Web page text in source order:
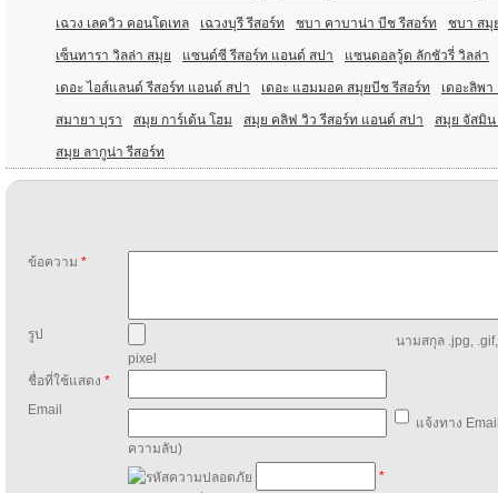
เฉวง เลควิว คอนโดเทล เฉวงบุรี รีสอร์ท ชบา คาบาน่า บีช รีสอร์ท ชบา สมุ
เซ็นทารา วิลล่า สมุย แซนด์ซี รีสอร์ท แอนด์ สปา แซนดอลวู้ด ลักชัวรี่ วิลล่า
เดอะ ไอส์แลนด์ รีสอร์ท แอนด์ สปา เดอะ แฮมมอค สมุยบีช รีสอร์ท เดอะลิพา
สมายา บุรา สมุย การ์เด้น โฮม สมุย คลิฟ วิว รีสอร์ท แอนด์ สปา สมุย จัสมิน
สมุย ลากูน่า รีสอร์ท
ข้อความ *
รูป
นามสกุล .jpg,
pixel
ชื่อที่ใช้แสดง *
Email
แจ้งทาง
ความลับ)
*